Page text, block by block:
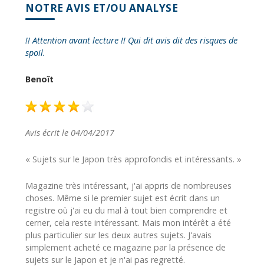
NOTRE AVIS ET/OU ANALYSE
!! Attention avant lecture !! Qui dit avis dit des risques de
spoil.
Benoît
Avis écrit le 04/04/2017
« Sujets sur le Japon très approfondis et intéressants. »
Magazine très intéressant, j'ai appris de nombreuses
choses. Même si le premier sujet est écrit dans un
registre où j'ai eu du mal à tout bien comprendre et
cerner, cela reste intéressant. Mais mon intérêt a été
plus particulier sur les deux autres sujets. J'avais
simplement acheté ce magazine par la présence de
sujets sur le Japon et je n'ai pas regretté.